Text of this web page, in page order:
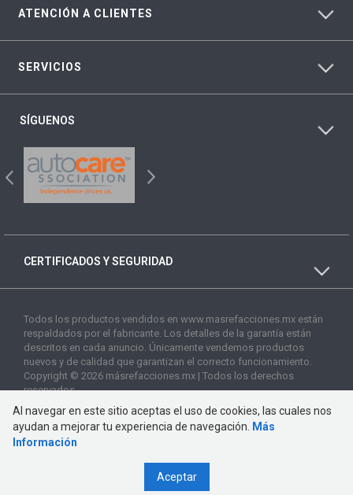
ATENCIÓN A CLIENTES
SERVICIOS
SÍGUENOS
CERTIFICADOS Y SEGURIDAD
Todos los productos vendidos en www.masrefacciones.mx están
respaldados por el fabricante. Los detalles de la garantía están
descritos en cada anuncio. Únicamente vendemos productos
nuevos y de calidad que garantizan el correcto funcionamiento.
Copyright © 2026 másrefacciones.mx | Todos los derechos
reservados
Al navegar en este sitio aceptas el uso de cookies, las cuales nos
ayudan a mejorar tu experiencia de navegación.
Más
Información
Aceptar